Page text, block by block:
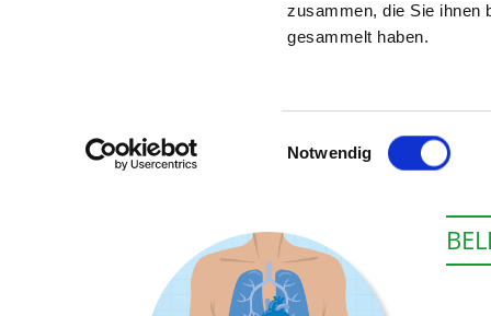
zusammen, die Sie ihnen
gesammelt haben.
Einwilligungsauswahl
Notwendig